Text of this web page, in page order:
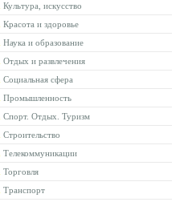
Культура, искусство
Красота и здоровье
Наука и образование
Отдых и развлечения
Социальная сфера
Промышленность
Спорт. Отдых. Туризм
Строительство
Телекоммуникации
Торговля
Транспорт